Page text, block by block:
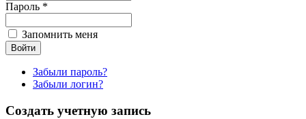
Пароль *
Запомнить меня
Забыли пароль?
Забыли логин?
Создать учетную запись